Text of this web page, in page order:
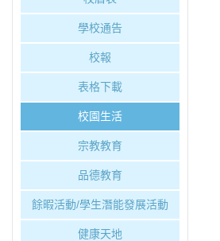
學校通告
校報
表格下載
校園生活
宗教教育
品德教育
餘暇活動/學生潛能發展活動
健康天地